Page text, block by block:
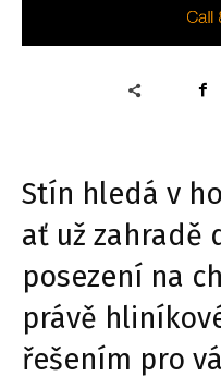
Stín hledá v
ať už zahradě
posezení na
právě
řešením pro